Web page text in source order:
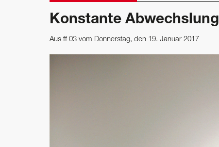
Konstante Abwechslung
Aus ff 03 vom Donnerstag, den 19. Januar 2017